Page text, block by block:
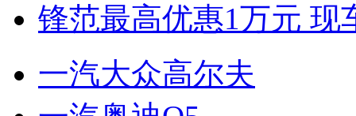
锋范最高优惠1万元 现
一汽大众高尔夫